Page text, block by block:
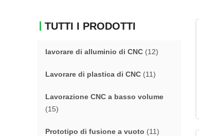
TUTTI I PRODOTTI
lavorare di alluminio di CNC (12)
Lavorare di plastica di CNC (11)
Lavorazione CNC a basso volume
(15)
Prototipo di fusione a vuoto (11)